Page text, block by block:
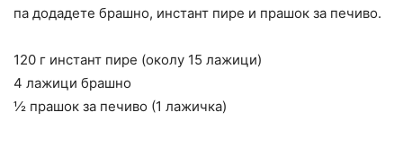
па додадете брашно, инстант пире и прашок за печиво.
120 г инстант пире (околу 15 лажици)
4 лажици брашно
½ прашок за печиво (1 лажичка)